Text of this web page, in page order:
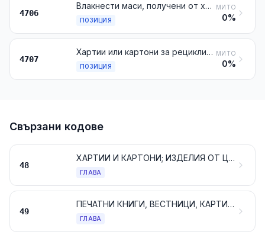
4706
Влакнести маси, получени от хартия или картон за рециклиране (отпадъци и остатъци) или от други влакнести целулозни материали
ПОЗИЦИЯ
МИТО
0%
4707
Хартии или картони за рециклиране (отпадъци и остатъци)
ПОЗИЦИЯ
МИТО
0%
Свързани кодове
48
ХАРТИИ И КАРТОНИ; ИЗДЕЛИЯ ОТ ЦЕЛУЛОЗНА МАСА, ОТ ХАРТИЯ ИЛИ ОТ КАРТОН
ГЛАВА
49
ПЕЧАТНИ КНИГИ, ВЕСТНИЦИ, КАРТИНИ И ДРУГИ ПЕЧАТНИ ПРОИЗВЕДЕНИЯ НА ИЗДАТЕЛСТВА, НА ПРЕСАТА ИЛИ НА ОСТАНАЛАТА ГРАФИЧЕСКА ПРОМИШЛЕНОСТ; РЪКОПИСНИ ИЛИ МАШИНОПИСНИ ТЕКСТОВЕ И ЧЕРТЕЖИ
ГЛАВА